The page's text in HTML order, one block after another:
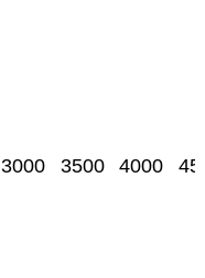
3000 3500 4000